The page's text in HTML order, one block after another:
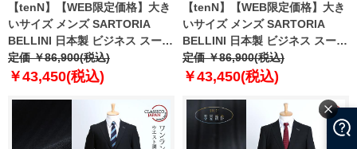
【tenN】【WEB限定価格】大き
いサイズ メンズ SARTORIA
BELLINI 日本製 ビジネス スーツ
アジャスター付 シングル 2ツ釦
ビジネススーツ 高級スーツ 上下
定価 ￥86,900(税込)
￥43,450(税込)
【tenN】【WEB限定価格】大き
いサイズ メンズ SARTORIA
BELLINI 日本製 ビジネス スーツ
アジャスター付 シングル 2ツ釦
ビジネススーツ 高級スーツ 上下
定価 ￥86,900(税込)
￥43,450(税込)